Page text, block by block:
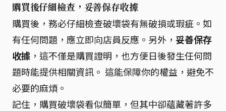
購買後仔細檢查，妥善保存收據
購買後，務必仔細檢查破壞袋有無破損或瑕疵。如
有任何問題，應立即向店員反應。另外， 妥善保存
收據 ，這不僅是購買證明，也方便日後發生任何問
題時能提供相關資訊。 這能保障你的權益，避免不
必要的麻煩。
記住，購買破壞袋看似簡單，但其中卻蘊藏著許多